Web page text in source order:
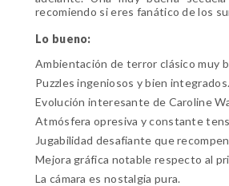
recomiendo si eres fanático de los
Lo bueno:
Ambientación de terror clásico muy
Puzzles ingeniosos y bien integrados.
Evolución interesante de Caroline
Atmósfera opresiva y constante
Jugabilidad desafiante que
Mejora gráfica notable respecto al
La cámara es nostalgia pura.